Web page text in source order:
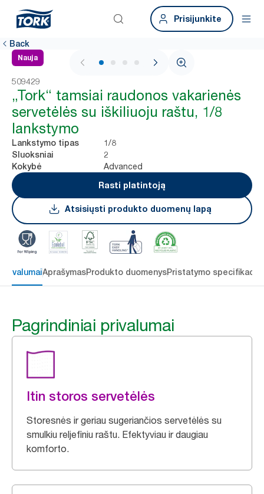
Prisijunkite
Back
Nauja
1 / 4
509429
„Tork“ tamsiai raudonos vakarienės
servetėlės su iškiliuoju raštu, 1/8
lankstymo
Lankstymo tipas 1/8
Sluoksniai 2
Kokybė
Advanced
Rasti platintoją
Atsisiųsti produkto duomenų lapą
AprašymasProdukto duomenysPristatymo
Pagrindiniai privalumai
Itin storos servetėlės
Storesnės ir geriau sugeriančios servetėlės su
smulkiu reljefiniu raštu. Efektyviau ir daugiau
komforto.